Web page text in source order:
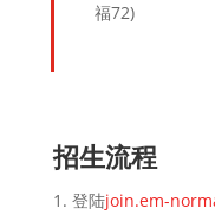
福72)
招生流程
1. 登陆join.em-